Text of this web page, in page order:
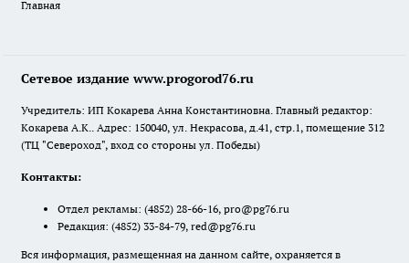
Главная
Сетевое издание www.progorod76.ru
Учредитель: ИП Кокарева Анна Константиновна. Главный редактор:
Кокарева А.К.. Адрес: 150040, ул. Некрасова, д.41, стр.1, помещение 312
(ТЦ "Североход", вход со стороны ул. Победы)
Контакты:
Отдел рекламы: (4852) 28-66-16, pro@pg76.ru
Редакция: (4852) 33-84-79, red@pg76.ru
Вся информация, размещенная на данном сайте, охраняется в